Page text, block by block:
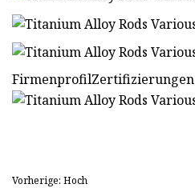
FirmenprofilZertifizierungen
Vorherige: Hoch